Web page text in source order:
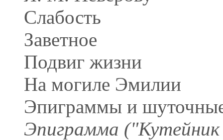
Слабость
Заветное
Подвиг жизни
На могиле Эмилии
Эпиграммы и
Эпиграмма ("Кутейник